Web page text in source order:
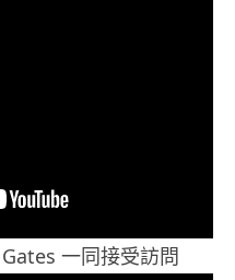
一同接受訪問